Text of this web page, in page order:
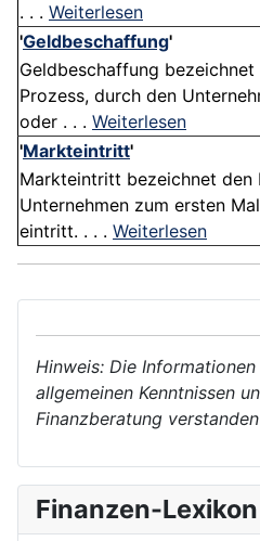
. . . Weiterlesen
'Geldbeschaffung'
Geldbeschaffung
Prozess, durch den
oder . . . Weiterlesen
'Markteintritt'
Markteintritt bezeichnet den
Unternehmen zum ersten
eintritt. . . . Weiterlesen
Hinweis: Die
allgemeinen Kenntnissen
Finanzberatung
Finanzen-Lexikon